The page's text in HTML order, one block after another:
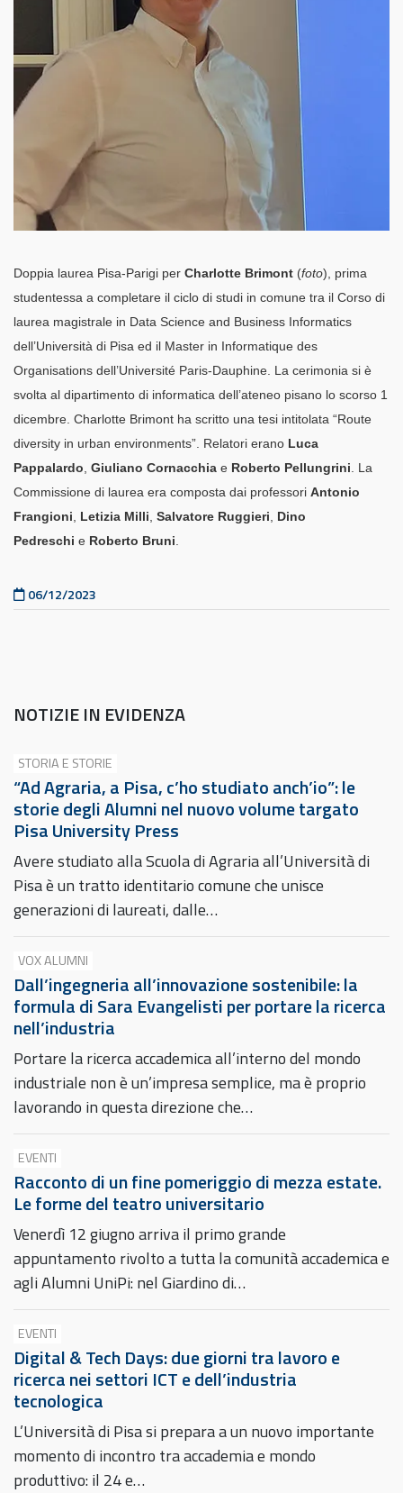
Pubblicato il
06/12/2023
Doppia laurea Pisa-Parigi per Charlotte Brimont (foto), prima
studentessa a completare il ciclo di studi in comune tra il Corso di
laurea magistrale in Data Science and Business Informatics
dell’Università di Pisa ed il Master in Informatique des
Organisations dell’Université Paris-Dauphine. La cerimonia si è
svolta al dipartimento di informatica dell’ateneo pisano lo scorso 1
dicembre. Charlotte Brimont ha scritto una tesi intitolata “Route
diversity in urban environments”. Relatori erano Luca
Pappalardo Giuliano Cornacchia e Roberto Pellungrini . La
Commissione di laurea era composta dai professori Antonio
Frangioni
Letizia Milli Salvatore Ruggieri
Dino
Pedreschi e Roberto Bruni
NOTIZIE IN EVIDENZA
STORIA E STORIE
“Ad Agraria, a Pisa, c’ho studiato anch’io”: le
storie degli Alumni nel nuovo volume targato
Pisa University Press
Avere studiato alla Scuola di Agraria all’Università di
Pisa è un tratto identitario comune che unisce
generazioni di laureati, dalle…
VOX ALUMNI
Dall’ingegneria all’innovazione sostenibile: la
formula di Sara Evangelisti per portare la ricerca
nell’industria
Portare la ricerca accademica all’interno del mondo
industriale non è un’impresa semplice, ma è proprio
lavorando in questa direzione che…
EVENTI
Racconto di un fine pomeriggio di mezza estate.
Le forme del teatro universitario
Venerdì 12 giugno arriva il primo grande
appuntamento rivolto a tutta la comunità accademica e
agli Alumni UniPi: nel Giardino di…
EVENTI
Digital & Tech Days: due giorni tra lavoro e
ricerca nei settori ICT e dell’industria
tecnologica
L’Università di Pisa si prepara a un nuovo importante
momento di incontro tra accademia e mondo
produttivo: il 24 e…